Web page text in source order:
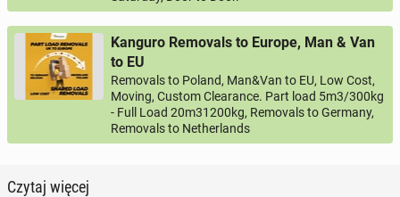
Kanguro Removals to Europe, Man & Van
to EU
Removals to Poland, Man&Van to EU, Low Cost,
Moving, Custom Clearance. Part load 5m3/300kg
- Full Load 20m31200kg, Removals to Germany,
Removals to Netherlands
Czytaj więcej